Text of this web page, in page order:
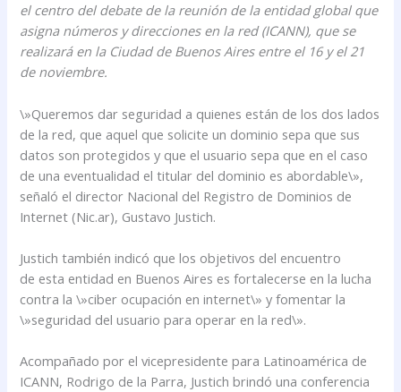
el centro del debate de la reunión de la entidad global que
asigna números y direcciones en la red (ICANN), que se
realizará en la Ciudad de Buenos Aires entre el 16 y el 21
de noviembre.
\»Queremos dar seguridad a quienes están de los dos lados
de la red, que aquel que solicite un dominio sepa que sus
datos son protegidos y que el usuario sepa que en el caso
de una eventualidad el titular del dominio es abordable\»,
señaló el director Nacional del Registro de Dominios de
Internet (Nic.ar), Gustavo Justich.
Justich también indicó que los objetivos del encuentro
de esta entidad en Buenos Aires es fortalecerse en la lucha
contra la \»ciber ocupación en internet\» y fomentar la
\»seguridad del usuario para operar en la red\».
Acompañado por el vicepresidente para Latinoamérica de
ICANN, Rodrigo de la Parra, Justich brindó una conferencia